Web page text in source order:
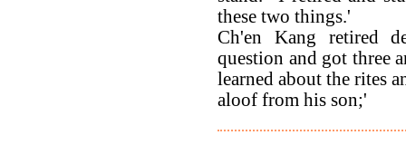
these two things.'
Ch'en Kang retired
question and got three
learned about the rites
aloof from his son;'